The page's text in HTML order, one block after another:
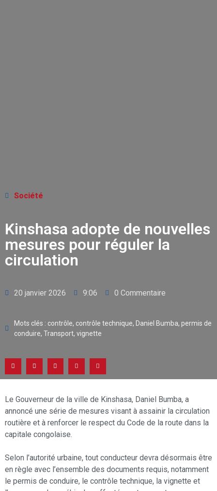
Société
Kinshasa adopte de nouvelles
mesures pour réguler la
circulation
20 janvier 2026 9:06 0 Commentaire
Mots clés : contrôle, contrôle technique, Daniel Bumba, permis de
conduire, Transport, vignette
Le Gouverneur de la ville de Kinshasa, Daniel Bumba, a
annoncé une série de mesures visant à assainir la circulation
routière et à renforcer le respect du Code de la route dans la
capitale congolaise.
Selon l’autorité urbaine, tout conducteur devra désormais être
en règle avec l’ensemble des documents requis, notamment
le permis de conduire, le contrôle technique, la vignette et